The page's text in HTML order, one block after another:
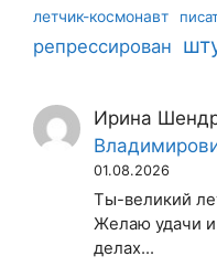
летчик-космонавт
репрессирован
Ирина
01.08.2026
Ты-великий
Желаю удачи и
делах...